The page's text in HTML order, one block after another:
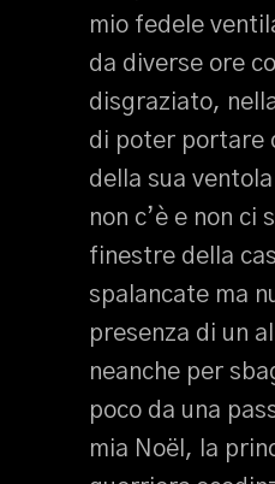
mio fedele
da diverse ore
disgraziato,
di poter portare
della sua
non c’è e non ci
finestre della
spalancate ma
presenza di un
neanche per
poco da una
mia Noël, la